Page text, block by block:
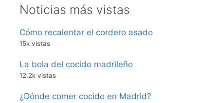
Noticias más vistas
Cómo recalentar el cordero asado
15k vistas
La bola del cocido madrileño
12.2k vistas
¿Dónde comer cocido en Madrid?